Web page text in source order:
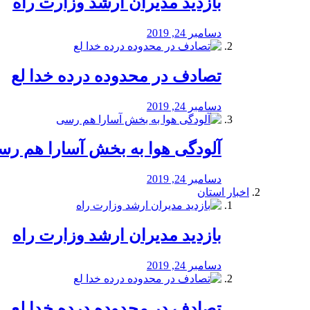
دسامبر 24, 2019
تصادف در محدوده درده خدا لع
دسامبر 24, 2019
آلودگی هوا به بخش آسارا هم
دسامبر 24, 2019
اخبار استان
بازدید مدیران ارشد وزارت راه
دسامبر 24, 2019